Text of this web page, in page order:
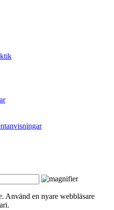
Använd en nyare webbläsare